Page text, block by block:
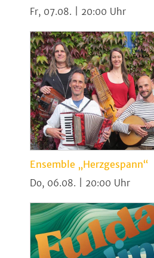
Fr, 07.08. | 20:00
Ensemble „Herzgespann“
Do, 06.08. | 20:00